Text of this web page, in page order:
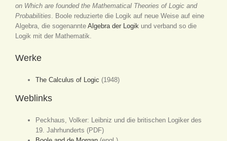
on Which are founded the Mathematical Theories of Logic and
Probabilities . Boole reduzierte die Logik auf neue Weise auf eine
Algebra, die sogenannte Algebra der Logik und verband so die
Logik mit der Mathematik.
Werke
The Calculus of Logic (1948)
Weblinks
Peckhaus, Volker: Leibniz und die britischen Logiker des
19. Jahrhunderts (PDF)